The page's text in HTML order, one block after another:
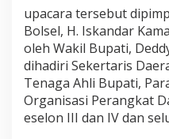
upacara tersebut
Bolsel, H. Iskandar
oleh Wakil Bupati,
dihadiri Sekertaris
Tenaga Ahli Bupati,
Organisasi Perangkat
eselon III dan IV dan